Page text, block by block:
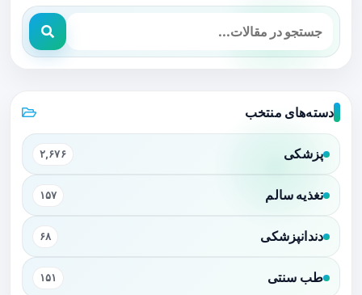
دسته‌های منتخب
پزشکی ۲,۶۷۶
تغذیه سالم ۱۵۷
دندانپزشکی ۶۸
طب سنتی ۱۵۱